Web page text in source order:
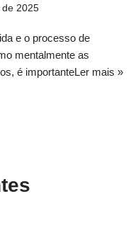
2025
e o processo de
mentalmente as
é importanteLer mais »